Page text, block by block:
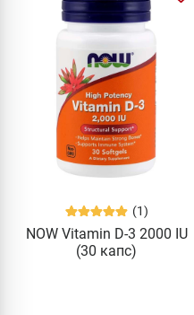
(1)
NOW Vitamin D-3 2000 IU
(30 капс)